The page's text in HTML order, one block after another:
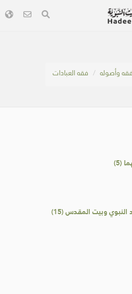
وأصوله فقه العبادات
(5)
وبيت المقدس (15)